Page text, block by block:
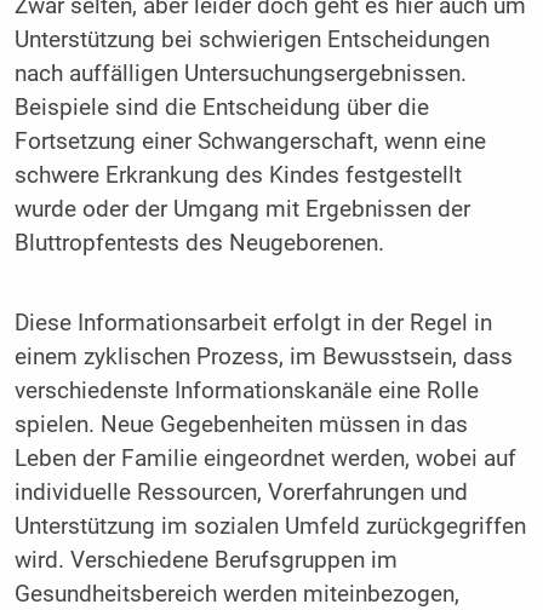
Zwar selten, aber leider doch geht es hier auch um
Unterstützung bei schwierigen Entscheidungen
nach auffälligen Untersuchungsergebnissen.
Beispiele sind die Entscheidung über die
Fortsetzung einer Schwangerschaft, wenn eine
schwere Erkrankung des Kindes festgestellt
wurde oder der Umgang mit Ergebnissen der
Bluttropfentests des Neugeborenen.
Diese Informationsarbeit erfolgt in der Regel in
einem zyklischen Prozess, im Bewusstsein, dass
verschiedenste Informationskanäle eine Rolle
spielen. Neue Gegebenheiten müssen in das
Leben der Familie eingeordnet werden, wobei auf
individuelle Ressourcen, Vorerfahrungen und
Unterstützung im sozialen Umfeld zurückgegriffen
wird. Verschiedene Berufsgruppen im
Gesundheitsbereich werden miteinbezogen,